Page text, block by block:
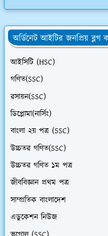
অর্ডিনেট আইটির জনপ্রিয় ব্লগ
আইসিটি (HSC)
গণিত(SSC)
রসায়ন(SSC)
ডিপ্লোমা(নার্সিং)
বাংলা ২য় পত্র (SSC)
উচ্চতর গণিত(SSC)
উচ্চতর গণিত ১ম পত্র
জীববিজ্ঞান প্রথম পত্র
সাম্প্রতিক বাংলাদেশ
এডুকেশন নিউজ